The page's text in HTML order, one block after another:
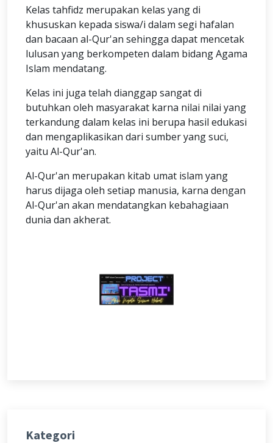
Kelas tahfidz merupakan kelas yang di
khususkan kepada siswa/i dalam segi hafalan
dan bacaan al-Qur'an sehingga dapat mencetak
lulusan yang berkompeten dalam bidang Agama
Islam mendatang.
Kelas ini juga telah dianggap sangat di
butuhkan oleh masyarakat karna nilai nilai yang
terkandung dalam kelas ini berupa hasil edukasi
dan mengaplikasikan dari sumber yang suci,
yaitu Al-Qur'an.
Al-Qur'an merupakan kitab umat islam yang
harus dijaga oleh setiap manusia, karna dengan
Al-Qur'an akan mendatangkan kebahagiaan
dunia dan akherat.
Kategori